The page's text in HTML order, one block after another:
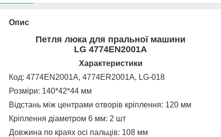
Опис
Петля люка для пральної машини
LG 4774EN2001A
Характеристики
Код: 4774EN2001A, 4774ER2001A, LG-018
Розміри: 140*42*44 мм
Відстань між центрами отворів кріплення: 120 мм
Кріплення діаметром 6 мм: 2 шт
Довжина по краях осі пальців: 108 мм